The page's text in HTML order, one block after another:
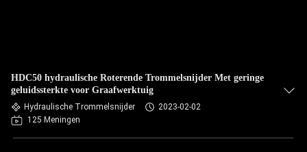
HDC50 hydraulische Roterende Trommelsnijder Met geringe
geluidssterkte voor Graafwerktuig
Hydraulische Trommelsnijder
2023-02-02
125 Meningen